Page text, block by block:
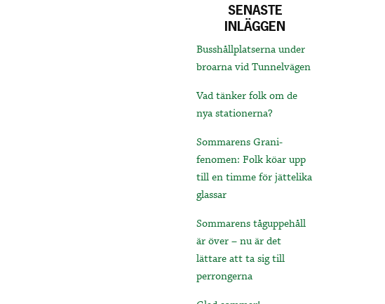
SENASTE
INLÄGGEN
Busshållplatserna under
broarna vid Tunnelvägen
Vad tänker folk om de
nya stationerna?
Sommarens Grani-
fenomen: Folk köar upp
till en timme för jättelika
glassar
Sommarens tåguppehåll
är över – nu är det
lättare att ta sig till
perrongerna